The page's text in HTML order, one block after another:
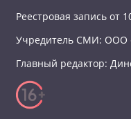
Реестровая запись от
Учредитель СМИ: ООО
Главный редактор: